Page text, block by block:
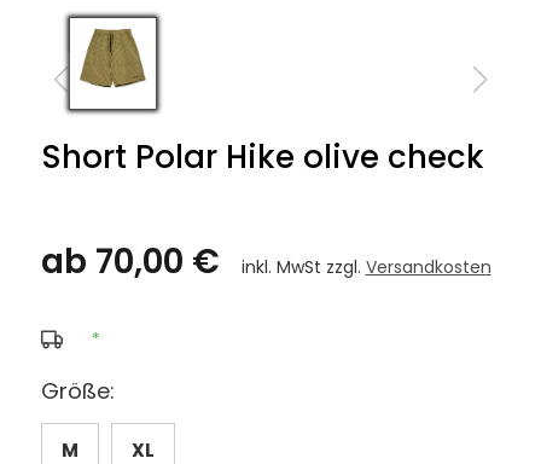
Short Polar Hike olive check
ab 70,00 € inkl. MwSt zzgl. Versandkosten
*
Größe:
M XL